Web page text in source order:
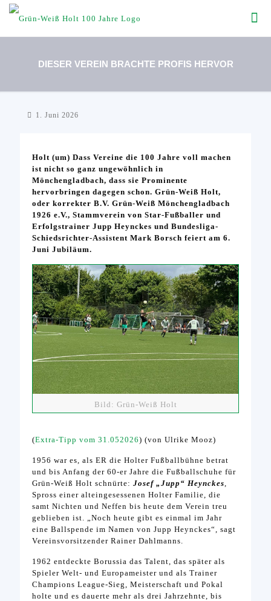
DIESER VEREIN BRACHTE PROFIS HERVOR
1. Juni 2026
Holt (um) Dass Vereine die 100 Jahre voll machen
ist nicht so ganz ungewöhnlich in
Mönchengladbach, dass sie Prominente
hervorbringen dagegen schon. Grün-Weiß Holt,
oder korrekter B.V. Grün-Weiß Mönchengladbach
1926 e.V., Stammverein von Star-Fußballer und
Erfolgstrainer Jupp Heynckes und Bundesliga-
Schiedsrichter-Assistent Mark Borsch feiert am 6.
Juni Jubiläum.
Bild: Grün-Weiß Holt
(Extra-Tipp vom 31.052026) (von Ulrike Mooz)
1956 war es, als ER die Holter Fußballbühne betrat
und bis Anfang der 60-er Jahre die Fußballschuhe für
Grün-Weiß Holt schnürte: Josef „Jupp“ Heynckes
Spross einer alteingesessenen Holter Familie, die
samt Nichten und Neffen bis heute dem Verein treu
geblieben ist. „Noch heute gibt es einmal im Jahr
eine Ballspende im Namen von Jupp Heynckes“, sagt
Vereinsvorsitzender Rainer Dahlmanns.
1962 entdeckte Borussia das Talent, das später als
Spieler Welt- und Europameister und als Trainer
Champions League-Sieg, Meisterschaft und Pokal
holte und es dauerte mehr als drei Jahrzehnte, bis